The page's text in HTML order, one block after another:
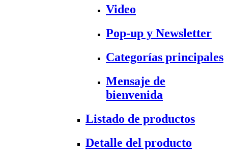
Video
Pop-up y Newsletter
Categorías principales
Mensaje de
bienvenida
Listado de productos
Detalle del producto